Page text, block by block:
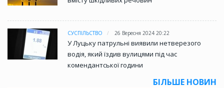
СУСПІЛЬСТВО 26 Вересня 2024 20:22
У Луцьку патрульні виявили нетверезого
водія, який їздив вулицями під час
комендантської години
БІЛЬШЕ НОВИН